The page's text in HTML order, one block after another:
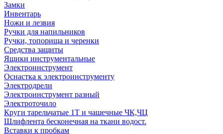
Замки
Инвентарь
Ножи и лезвия
Ручки для напильников
Ручки, топорища и черенки
Средства защиты
Ящики инструментальные
Электроинструмент
Оснастка к электроинструменту
Электродрели
Электроинструмент разный
Электроточило
Круги тарельчатые 1Т и чашечные ЧК,ЧЦ
Шлифлента бесконечная на ткани водост.
Вставки к пробкам